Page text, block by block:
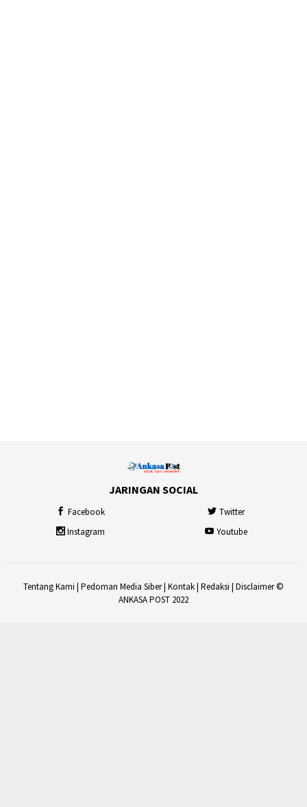
JARINGAN SOCIAL
Facebook
Twitter
Instagram
Youtube
Tentang Kami | Pedoman Media Siber| Kontak| Redaksi | Disclaimer©
ANKASA POST 2022